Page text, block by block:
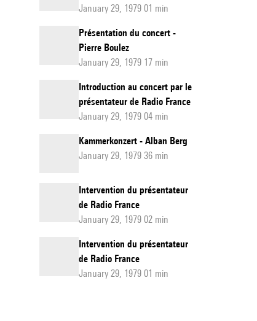
January 29, 1979 01 min
Présentation du concert -
Pierre Boulez
January 29, 1979 17 min
Introduction au concert par le
présentateur de Radio France
January 29, 1979 04 min
Kammerkonzert - Alban Berg
January 29, 1979 36 min
Intervention du présentateur
de Radio France
January 29, 1979 02 min
Intervention du présentateur
de Radio France
January 29, 1979 01 min